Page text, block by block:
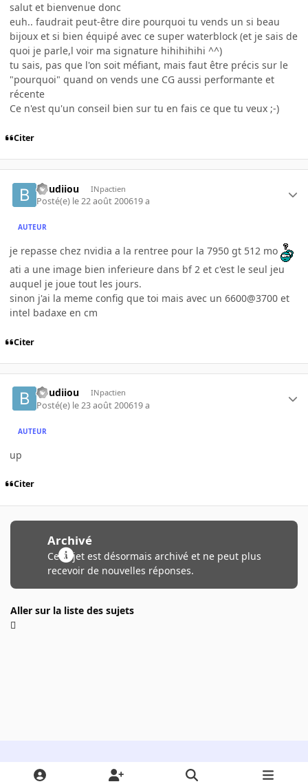
salut et bienvenue donc
euh.. faudrait peut-être dire pourquoi tu vends un si beau
bijoux et si bien équipé avec ce super waterblock (et je sais de
quoi je parle,l voir ma signature hihihihihi ^^)
tu sais, pas que l'on soit méfiant, mais faut être précis sur le
"pourquoi" quand on vends une CG aussi performante et
récente
Ce n'est qu'un conseil bien sur tu en fais ce que tu veux ;-)
Citer
boudiiou INpactien
Posté(e) le 22 août 200619 a
AUTEUR
je repasse chez nvidia a la rentree pour la 7950 gt 512 mo
ati a une image bien inferieure dans bf 2 et c'est le seul jeu
auquel je joue tout les jours.
sinon j'ai la meme config que toi mais avec un 6600@3700 et
intel badaxe en cm
Citer
boudiiou INpactien
Posté(e) le 23 août 200619 a
AUTEUR
up
Citer
Archivé
Ce sujet est désormais archivé et ne peut plus
recevoir de nouvelles réponses.
Aller sur la liste des sujets
Light ModeDark ModeSystem Preference